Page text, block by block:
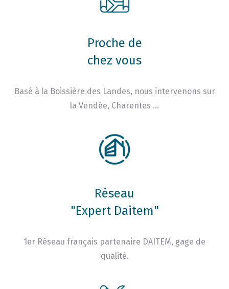
Proche de
chez vous
Basé à la Boissière des Landes, nous intervenons sur
la Vendée, Charentes …
Réseau
"Expert Daitem"
1er Réseau français partenaire DAITEM, gage de
qualité.